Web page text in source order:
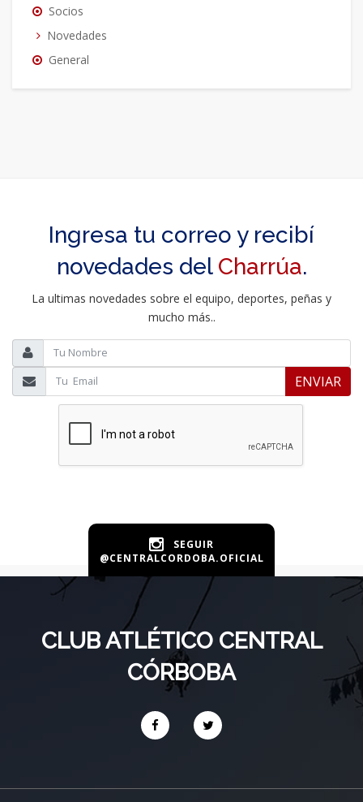
Socios
Novedades
General
Ingresa tu correo y recibí
novedades del Charrúa.
La ultimas novedades sobre el equipo, deportes, peñas y
mucho más..
ENVIAR
SEGUIR
@CENTRALCORDOBA.OFICIAL
CLUB ATLÉTICO CENTRAL
CÓRBOBA